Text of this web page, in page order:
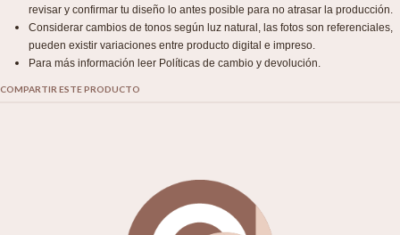
revisar y confirmar tu diseño lo antes posible para no atrasar la producción.
Considerar cambios de tonos según luz natural, las fotos son referenciales,
pueden existir variaciones entre producto digital e impreso.
Para más información leer Políticas de cambio y devolución.
COMPARTIR ESTE PRODUCTO